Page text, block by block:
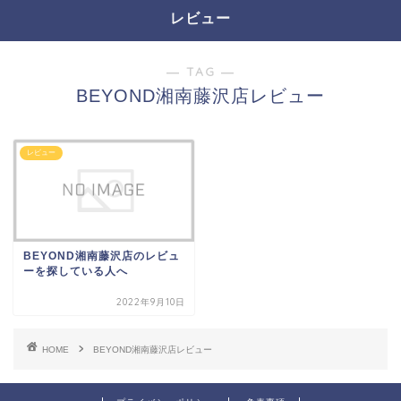
レビュー
― TAG ―
BEYOND湘南藤沢店レビュー
レビュー
BEYOND湘南藤沢店のレビュ
ーを探している人へ
2022年9月10日
HOME BEYOND湘南藤沢店レビュー